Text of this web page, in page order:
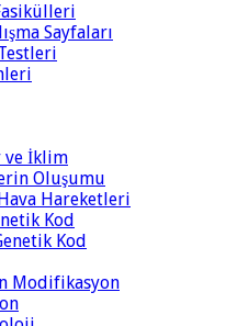
Sayfaları
ve İklim
Oluşumu
Hareketleri
Kod
Kod
Modifikasyon